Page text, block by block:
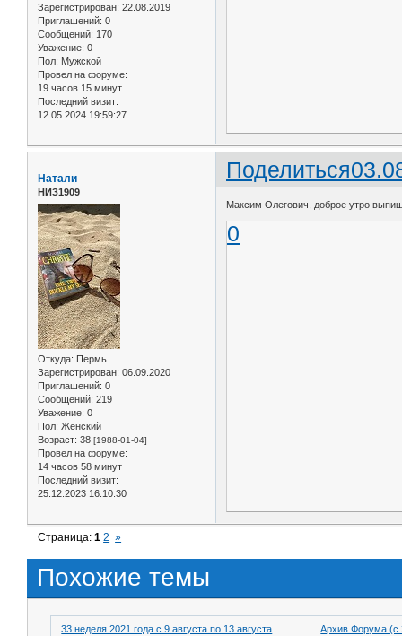
Зарегистрирован: 22.08.2019
Приглашений: 0
Сообщений: 170
Уважение: 0
Пол: Мужской
Провел на форуме:
19 часов 15 минут
Последний визит:
12.05.2024 19:59:27
Поделиться
Натали
НИЗ1909
Откуда: Пермь
Зарегистрирован: 06.09.2020
Приглашений: 0
Сообщений: 219
Уважение: 0
Пол: Женский
Возраст: 38 [1988-01-04]
Провел на форуме:
14 часов 58 минут
Последний визит:
25.12.2023 16:10:30
Максим Олегович, доброе утро
0
Страница:1 2 »
Похожие темы
33 неделя 2021 года с 9 августа по 13 августа Архив Форума (с